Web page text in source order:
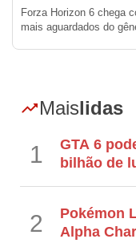
Forza Horizon 6 chega
mais aguardados do
Maislidas
1
GTA 6
bilhão de
2
Pokémon
Alpha